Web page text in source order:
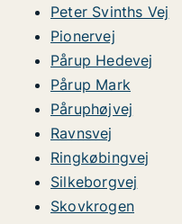
Peter Svinths Vej
Pionervej
Pårup Hedevej
Pårup Mark
Påruphøjvej
Ravnsvej
Ringkøbingvej
Silkeborgvej
Skovkrogen